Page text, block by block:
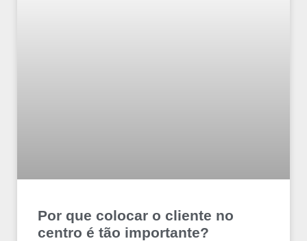
Por que colocar o cliente no
centro é tão importante?